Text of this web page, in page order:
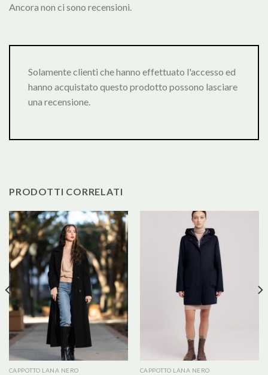
Ancora non ci sono recensioni.
Solamente clienti che hanno effettuato l'accesso ed
hanno acquistato questo prodotto possono lasciare
una recensione.
PRODOTTI CORRELATI
CAPPOTTO LANA NERO CAPPOTTO LANA NERO